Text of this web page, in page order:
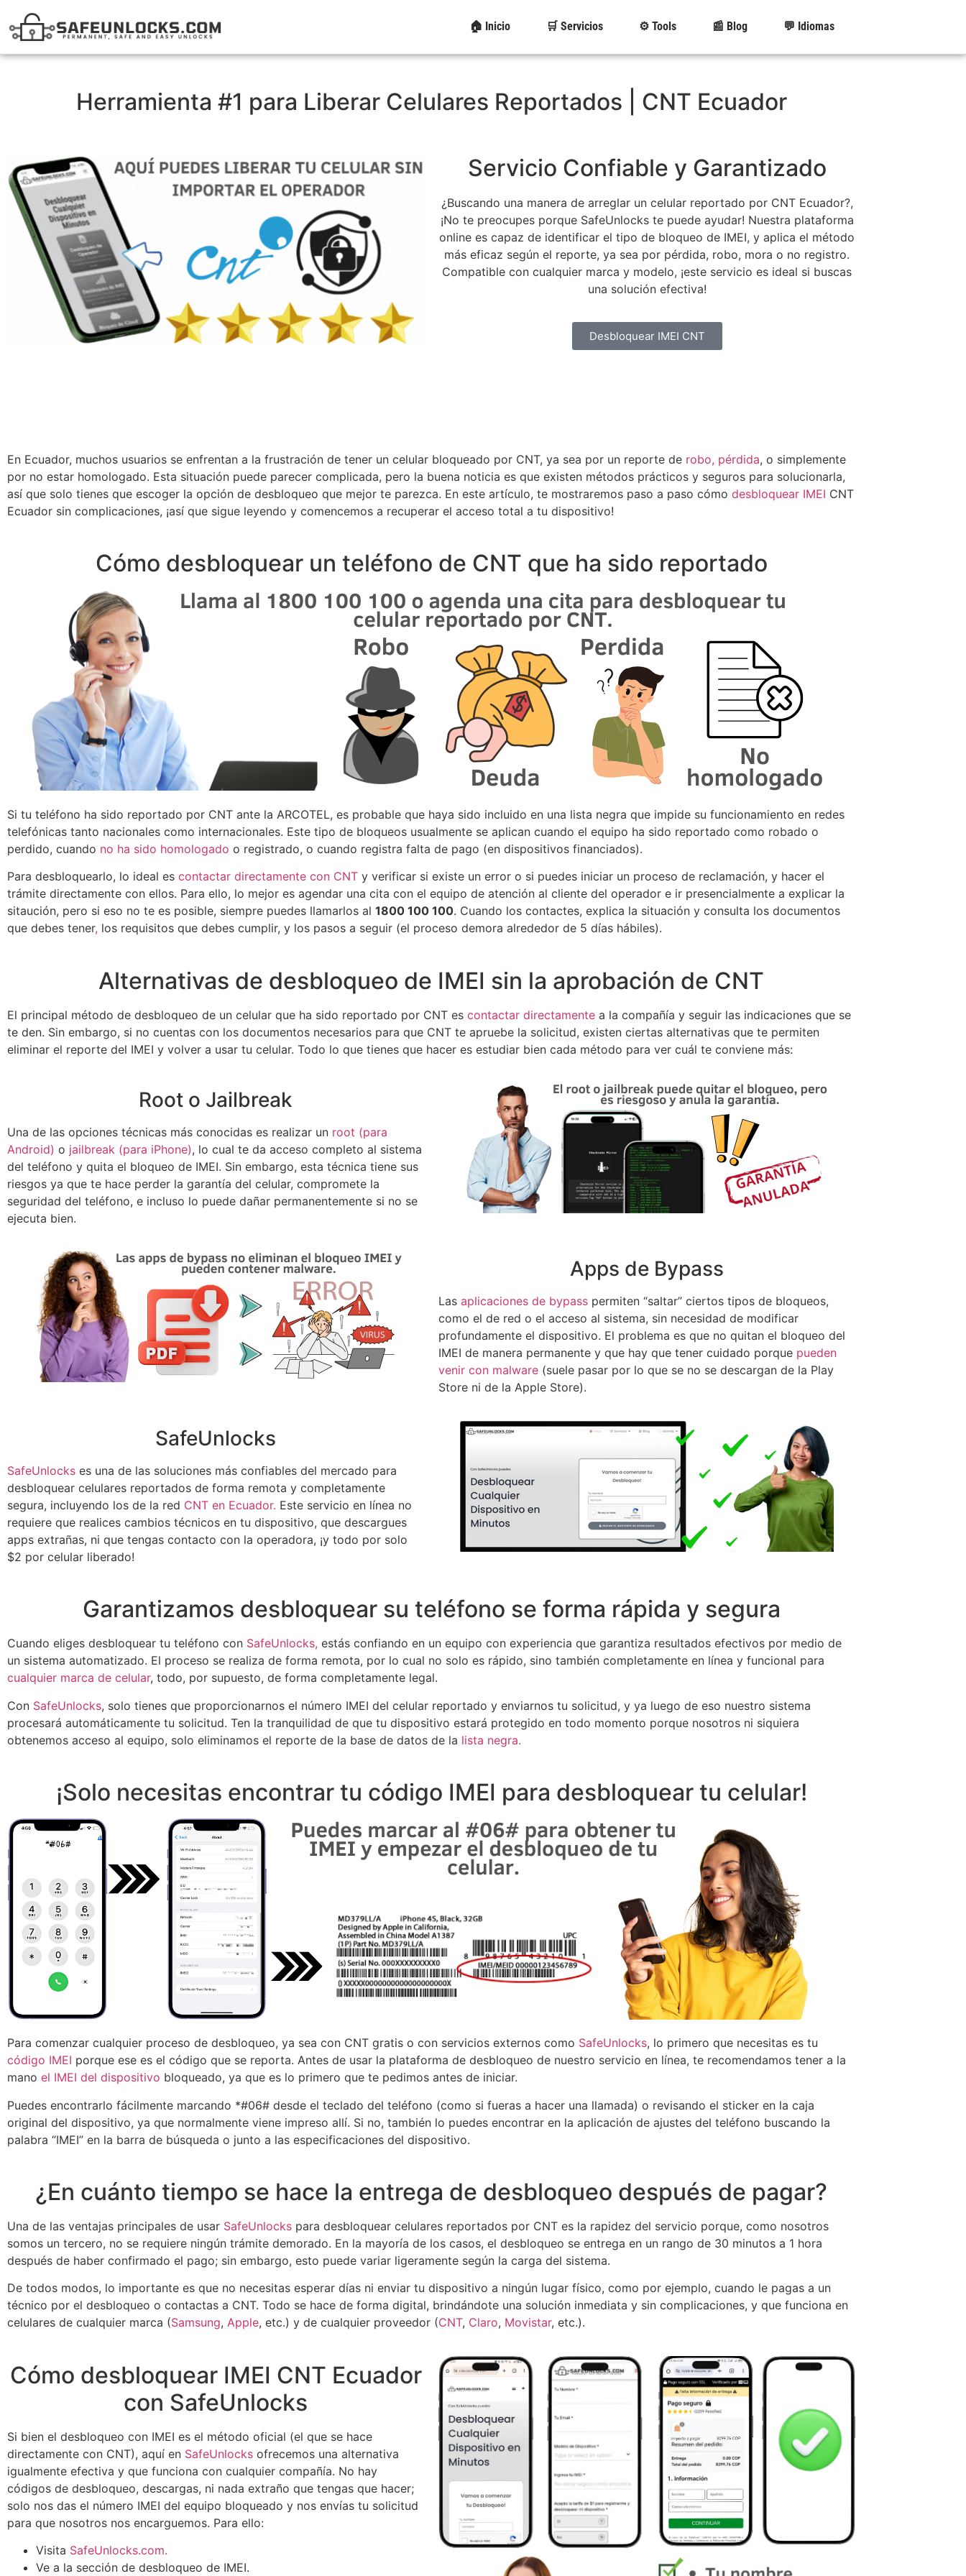
🏠 Inicio 🛒 Servicios ⚙️ Tools 📰 Blog 💬 Idiomas
Herramienta #1 para Liberar Celulares Reportados | CNT Ecuador
Servicio Confiable y Garantizado
¿Buscando una manera de arreglar un celular reportado por CNT Ecuador?,
¡No te preocupes porque SafeUnlocks te puede ayudar! Nuestra plataforma
online es capaz de identificar el tipo de bloqueo de IMEI, y aplica el método
más eficaz según el reporte, ya sea por pérdida, robo, mora o no registro.
Compatible con cualquier marca y modelo, ¡este servicio es ideal si buscas
una solución efectiva!
Desbloquear IMEI CNT
En Ecuador, muchos usuarios se enfrentan a la frustración de tener un celular bloqueado por CNT, ya sea por un reporte de robo, pérdida, o simplemente
por no estar homologado. Esta situación puede parecer complicada, pero la buena noticia es que existen métodos prácticos y seguros para solucionarla,
así que solo tienes que escoger la opción de desbloqueo que mejor te parezca. En este artículo, te mostraremos paso a paso cómo desbloquear IMEI CNT
Ecuador sin complicaciones, ¡así que sigue leyendo y comencemos a recuperar el acceso total a tu dispositivo!
Cómo desbloquear un teléfono de CNT que ha sido reportado
Si tu teléfono ha sido reportado por CNT ante la ARCOTEL, es probable que haya sido incluido en una lista negra que impide su funcionamiento en redes
telefónicas tanto nacionales como internacionales. Este tipo de bloqueos usualmente se aplican cuando el equipo ha sido reportado como robado o
perdido, cuando no ha sido homologado o registrado, o cuando registra falta de pago (en dispositivos financiados).
Para desbloquearlo, lo ideal es contactar directamente con CNT y verificar si existe un error o si puedes iniciar un proceso de reclamación, y hacer el
trámite directamente con ellos. Para ello, lo mejor es agendar una cita con el equipo de atención al cliente del operador e ir presencialmente a explicar la
sitaución, pero si eso no te es posible, siempre puedes llamarlos al 1800 100 100. Cuando los contactes, explica la situación y consulta los documentos
que debes tener, los requisitos que debes cumplir, y los pasos a seguir (el proceso demora alrededor de 5 días hábiles).
Alternativas de desbloqueo de IMEI sin la aprobación de CNT
El principal método de desbloqueo de un celular que ha sido reportado por CNT es contactar directamente a la compañía y seguir las indicaciones que se
te den. Sin embargo, si no cuentas con los documentos necesarios para que CNT te apruebe la solicitud, existen ciertas alternativas que te permiten
eliminar el reporte del IMEI y volver a usar tu celular. Todo lo que tienes que hacer es estudiar bien cada método para ver cuál te conviene más:
Root o Jailbreak
Una de las opciones técnicas más conocidas es realizar un root (para
Android) o jailbreak (para iPhone), lo cual te da acceso completo al sistema
del teléfono y quita el bloqueo de IMEI. Sin embargo, esta técnica tiene sus
riesgos ya que te hace perder la garantía del celular, compromete la
seguridad del teléfono, e incluso lo puede dañar permanentemente si no se
ejecuta bien.
Apps de Bypass
Las aplicaciones de bypass permiten “saltar” ciertos tipos de bloqueos,
como el de red o el acceso al sistema, sin necesidad de modificar
profundamente el dispositivo. El problema es que no quitan el bloqueo del
IMEI de manera permanente y que hay que tener cuidado porque pueden
venir con malware (suele pasar por lo que se no se descargan de la Play
Store ni de la Apple Store).
SafeUnlocks
SafeUnlocks es una de las soluciones más confiables del mercado para
desbloquear celulares reportados de forma remota y completamente
segura, incluyendo los de la red CNT en Ecuador. Este servicio en línea no
requiere que realices cambios técnicos en tu dispositivo, que descargues
apps extrañas, ni que tengas contacto con la operadora, ¡y todo por solo
$2 por celular liberado!
Garantizamos desbloquear su teléfono se forma rápida y segura
Cuando eliges desbloquear tu teléfono con SafeUnlocks, estás confiando en un equipo con experiencia que garantiza resultados efectivos por medio de
un sistema automatizado. El proceso se realiza de forma remota, por lo cual no solo es rápido, sino también completamente en línea y funcional para
cualquier marca de celular, todo, por supuesto, de forma completamente legal.
Con SafeUnlocks, solo tienes que proporcionarnos el número IMEI del celular reportado y enviarnos tu solicitud, y ya luego de eso nuestro sistema
procesará automáticamente tu solicitud. Ten la tranquilidad de que tu dispositivo estará protegido en todo momento porque nosotros ni siquiera
obtenemos acceso al equipo, solo eliminamos el reporte de la base de datos de la lista negra.
¡Solo necesitas encontrar tu código IMEI para desbloquear tu celular!
Para comenzar cualquier proceso de desbloqueo, ya sea con CNT gratis o con servicios externos como SafeUnlocks, lo primero que necesitas es tu
código IMEI porque ese es el código que se reporta. Antes de usar la plataforma de desbloqueo de nuestro servicio en línea, te recomendamos tener a la
mano el IMEI del dispositivo bloqueado, ya que es lo primero que te pedimos antes de iniciar.
Puedes encontrarlo fácilmente marcando *#06# desde el teclado del teléfono (como si fueras a hacer una llamada) o revisando el sticker en la caja
original del dispositivo, ya que normalmente viene impreso allí. Si no, también lo puedes encontrar en la aplicación de ajustes del teléfono buscando la
palabra “IMEI” en la barra de búsqueda o junto a las especificaciones del dispositivo.
¿En cuánto tiempo se hace la entrega de desbloqueo después de pagar?
Una de las ventajas principales de usar SafeUnlocks para desbloquear celulares reportados por CNT es la rapidez del servicio porque, como nosotros
somos un tercero, no se requiere ningún trámite demorado. En la mayoría de los casos, el desbloqueo se entrega en un rango de 30 minutos a 1 hora
después de haber confirmado el pago; sin embargo, esto puede variar ligeramente según la carga del sistema.
De todos modos, lo importante es que no necesitas esperar días ni enviar tu dispositivo a ningún lugar físico, como por ejemplo, cuando le pagas a un
técnico por el desbloqueo o contactas a CNT. Todo se hace de forma digital, brindándote una solución inmediata y sin complicaciones, y que funciona en
celulares de cualquier marca (Samsung, Apple, etc.) y de cualquier proveedor (CNT, Claro, Movistar, etc.).
Cómo desbloquear IMEI CNT Ecuador
con SafeUnlocks
Si bien el desbloqueo con IMEI es el método oficial (el que se hace
directamente con CNT), aquí en SafeUnlocks ofrecemos una alternativa
igualmente efectiva y que funciona con cualquier compañía. No hay
códigos de desbloqueo, descargas, ni nada extraño que tengas que hacer;
solo nos das el número IMEI del equipo bloqueado y nos envías tu solicitud
para que nosotros nos encarguemos. Para ello:
Visita SafeUnlocks.com.
Ve a la sección de desbloqueo de IMEI.